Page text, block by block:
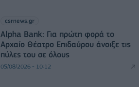
csrnews.gr
Alpha Bank: Για πρώτη φορά το
Αρχαίο Θέατρο Επιδαύρου άνοιξε τις
πύλες του σε όλους
05/08/2026 - 10:12